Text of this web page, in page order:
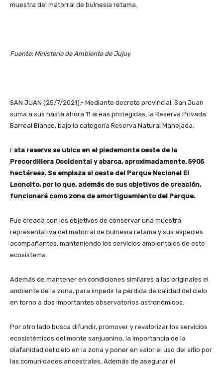
muestra del matorral de bulnesia retama.
Fuente: Ministerio de Ambiente de Jujuy
SAN JUAN (25/7/2021).- Mediante decreto provincial, San Juan
suma a sus hasta ahora 11 áreas protegidas, la Reserva Privada
Barreal Blanco, bajo la categoría Reserva Natural Manejada.
Esta reserva se ubica en el piedemonte oeste de la
Precordillera Occidental y abarca, aproximadamente, 5905
hectáreas. Se emplaza al oeste del Parque Nacional El
Leoncito, por lo que, además de sus objetivos de creación,
funcionará como zona de amortiguamiento del Parque.
Fue creada con los objetivos de conservar una muestra
representativa del matorral de bulnesia retama y sus especies
acompañantes, manteniendo los servicios ambientales de este
ecosistema.
Además de mantener en condiciones similares a las originales el
ambiente de la zona, para impedir la pérdida de calidad del cielo
en torno a dos importantes observatorios astronómicos.
Por otro lado busca difundir, promover y revalorizar los servicios
ecosistémicos del monte sanjuanino, la importancia de la
diafanidad del cielo en la zona y poner en valor el uso del sitio por
las comunidades ancestrales. Además de asegurar el